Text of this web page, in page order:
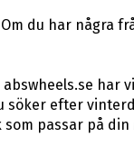
du har några
har
söker efter
passar på din